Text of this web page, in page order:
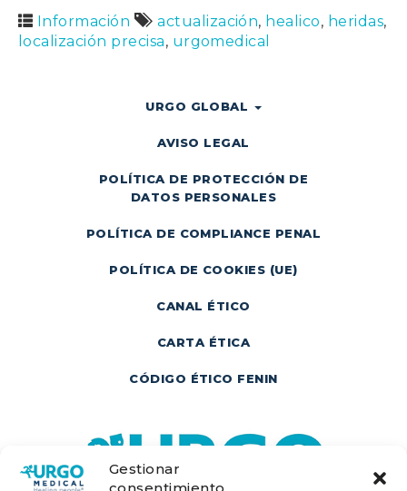
Gestionar
Información actualización, healico, heridas,
localización precisa, urgomedical
URGO GLOBAL
AVISO LEGAL
POLÍTICA DE PROTECCIÓN DE
DATOS PERSONALES
POLÍTICA DE COMPLIANCE PENAL
POLÍTICA DE COOKIES (UE)
CANAL ÉTICO
CARTA ÉTICA
CÓDIGO ÉTICO FENIN